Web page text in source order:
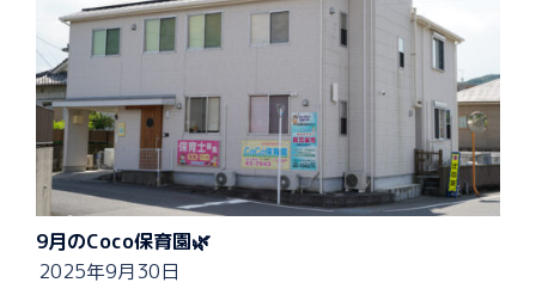
9月のCoco保育園🌿
2025年9月30日